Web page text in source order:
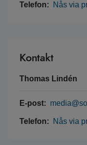
Telefon: Nås via
Kontakt
Thomas Lindén
E-post:
Telefon: Nås via